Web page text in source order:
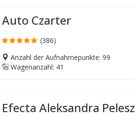
Auto Czarter
(386)
Anzahl der Aufnahmepunkte: 99
Wagenanzahl: 41
Efecta Aleksandra Pelesz